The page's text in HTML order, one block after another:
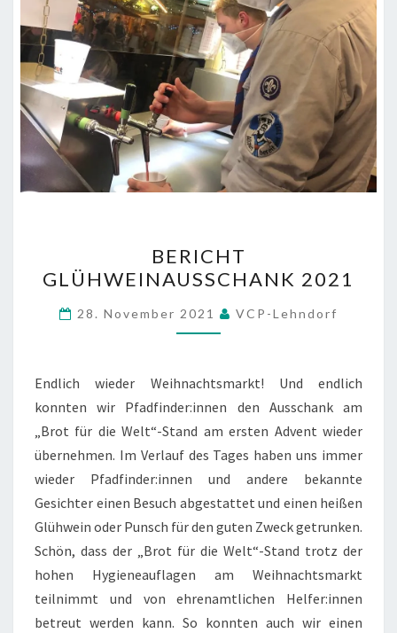
GLÜHWEINAUSSCHANK
2021
BERICHT
GLÜHWEINAUSSCHANK 2021
28. November 2021 VCP-Lehndorf
Endlich wieder Weihnachtsmarkt! Und endlich
konnten wir Pfadfinder:innen den Ausschank am
„Brot für die Welt“-Stand am ersten Advent wieder
übernehmen. Im Verlauf des Tages haben uns immer
wieder Pfadfinder:innen und andere bekannte
Gesichter einen Besuch abgestattet und einen heißen
Glühwein oder Punsch für den guten Zweck getrunken.
Schön, dass der „Brot für die Welt“-Stand trotz der
hohen Hygieneauflagen am Weihnachtsmarkt
teilnimmt und von ehrenamtlichen Helfer:innen
betreut werden kann. So konnten auch wir einen